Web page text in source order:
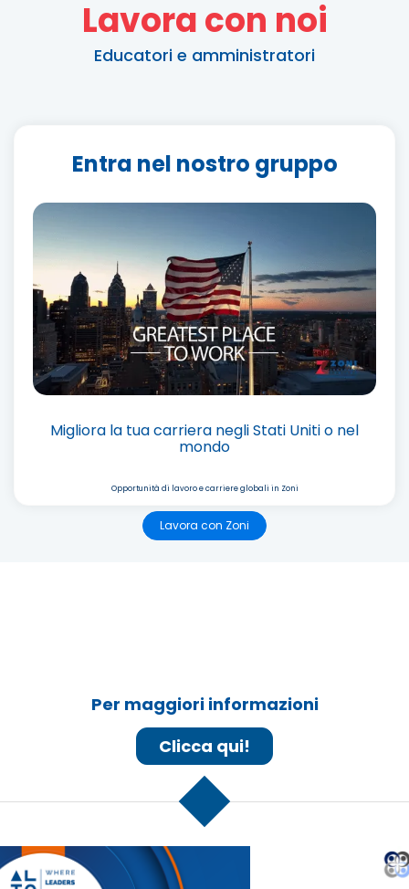
Lavora con noi
Educatori e amministratori
Entra nel nostro gruppo
Migliora la tua carriera negli Stati Uniti o nel
mondo
Opportunità di lavoro e carriere globali in Zoni
Lavora con Zoni
Per maggiori informazioni
Clicca qui!